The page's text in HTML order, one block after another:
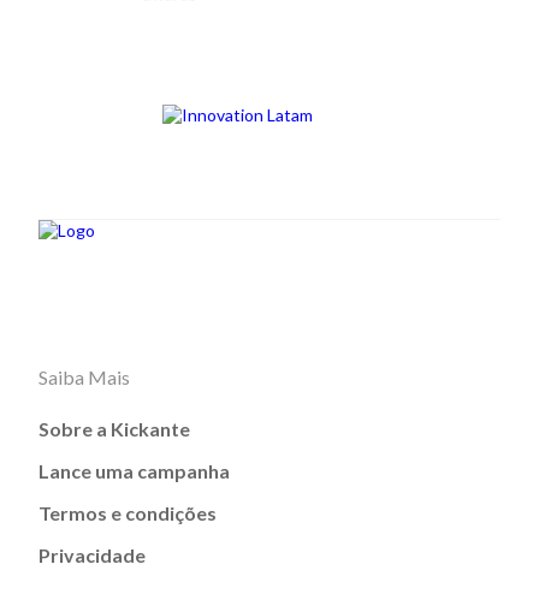
Saiba Mais
Sobre a Kickante
Lance uma campanha
Termos e condições
Privacidade